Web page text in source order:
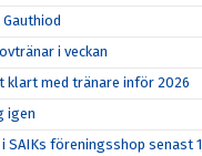
i veckan
klart med tränare inför 2026
igen
SAIKs föreningsshop senast